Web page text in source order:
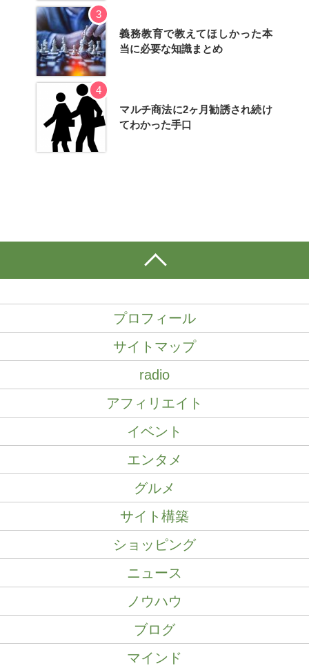
3
義務教育で教えてほしかった本
当に必要な知識まとめ
4
マルチ商法に2ヶ月勧誘され続け
てわかった手口
プロフィール
サイトマップ
radio
アフィリエイト
イベント
エンタメ
グルメ
サイト構築
ショッピング
ニュース
ノウハウ
ブログ
マインド